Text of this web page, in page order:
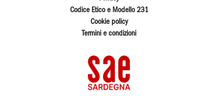
Codice Etico e Modello 231
Cookie policy
Termini e condizioni